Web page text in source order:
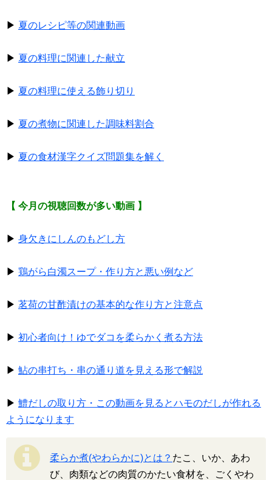
▶ 夏のレシピ等の関連動画
▶ 夏の料理に関連した献立
▶ 夏の料理に使える飾り切り
▶ 夏の煮物に関連した調味料割合
▶ 夏の食材漢字クイズ問題集を解く
【 今月の視聴回数が多い動画 】
▶ 身欠きにしんのもどし方
▶ 鶏がら白濁スープ・作り方と悪い例など
▶ 茗荷の甘酢漬けの基本的な作り方と注意点
▶ 初心者向け！ゆでダコを柔らかく煮る方法
▶ 鮎の串打ち・串の通り道を見える形で解説
▶ 鱧だしの取り方・この動画を見るとハモのだしが作れる
ようになります
柔らか煮(やわらかに)とは？ たこ、いか、あわ
び、肉類などの肉質のかたい食材を、ごくやわ